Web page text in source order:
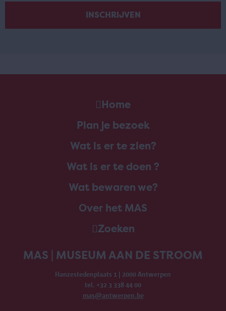
Home
Plan je bezoek
Wat is er te zien?
Wat is er te doen ?
Wat bewaren we?
Over het MAS
Zoeken
MAS | MUSEUM AAN DE STROOM
Hanzestedenplaats 1 | 2000 Antwerpen
tel. +32 3 338 44 00
mas@antwerpen.be